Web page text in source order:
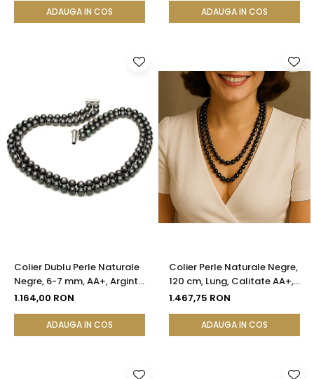
ADAUGA IN COS ADAUGA IN COS
Colier Dublu Perle Naturale
Negre, 6-7 mm, AA+, Argint
925 | KASKADDA®
1.164,00 RON
ADAUGA IN COS
Colier Perle Naturale Negre,
120 cm, Lung, Calitate AA+,
Argint 925 | KASKADDA®
1.467,75 RON
ADAUGA IN COS